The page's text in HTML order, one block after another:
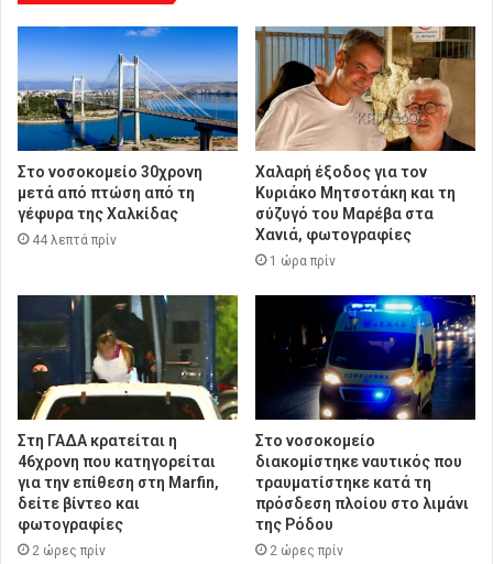
Στο νοσοκομείο 30χρονη
μετά από πτώση από τη
γέφυρα της Χαλκίδας
44 λεπτά πρίν
Χαλαρή έξοδος για τον
Κυριάκο Μητσοτάκη και τη
σύζυγό του Μαρέβα στα
Χανιά, φωτογραφίες
1 ώρα πρίν
Στη ΓΑΔΑ κρατείται η
46χρονη που κατηγορείται
για την επίθεση στη Marfin,
δείτε βίντεο και
φωτογραφίες
2 ώρες πρίν
Στο νοσοκομείο
διακομίστηκε ναυτικός που
τραυματίστηκε κατά τη
πρόσδεση πλοίου στο λιμάνι
της Ρόδου
2 ώρες πρίν